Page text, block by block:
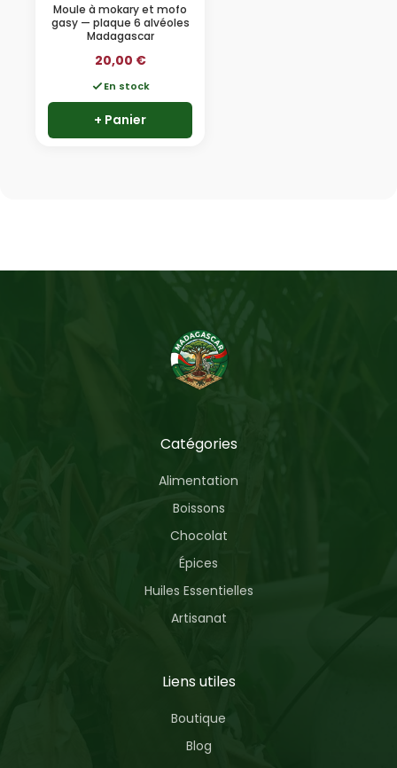
Moule à mokary et mofo
gasy — plaque 6 alvéoles
Madagascar
20,00 €
En stock
+ Panier
Catégories
Alimentation
Boissons
Chocolat
Épices
Huiles Essentielles
Artisanat
Liens utiles
Boutique
Blog